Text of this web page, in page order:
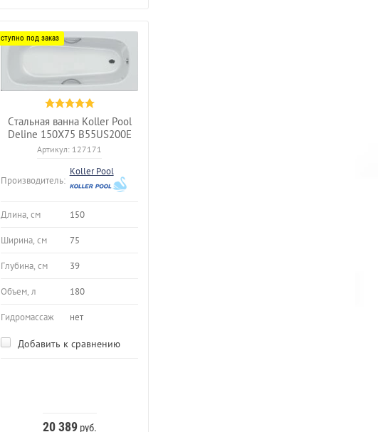
Стальная ванна Koller Pool
Deline 150X75 B55US200E
Артикул: 127171
Производитель:
Koller Pool
Длина, см 150
Ширина, см 75
Глубина, см 39
Объем, л 180
Гидромассаж нет
Добавить к сравнению
20 389руб.